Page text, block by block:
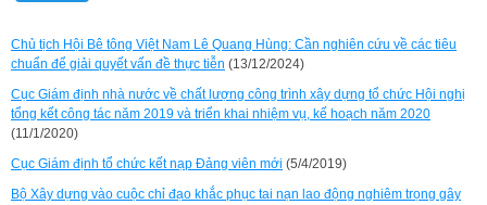
Chủ tịch Hội Bê tông Việt Nam Lê Quang Hùng: Cần nghiên cứu về các tiêu
chuẩn để giải quyết vấn đề thực tiễn (13/12/2024)
Cục Giám định nhà nước về chất lượng công trình xây dựng tổ chức Hội nghị
tổng kết công tác năm 2019 và triển khai nhiệm vụ, kế hoạch năm 2020
(11/1/2020)
Cục Giám định tổ chức kết nạp Đảng viên mới (5/4/2019)
Bộ Xây dựng vào cuộc chỉ đạo khắc phục tai nạn lao động nghiêm trọng gây